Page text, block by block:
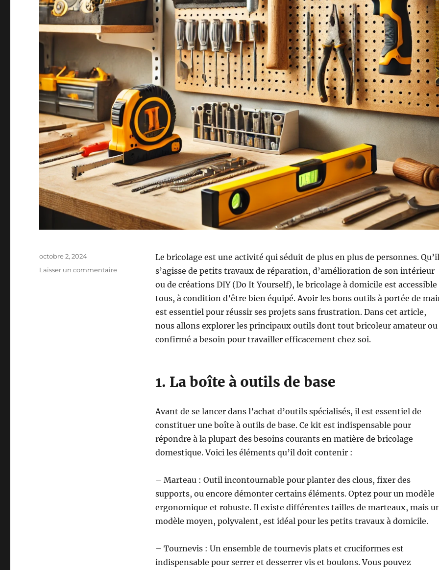
Le bricolage est une activité qui séduit de plus en plus de personnes. Qu’il
s’agisse de petits travaux de réparation, d’amélioration de son intérieur
ou de créations DIY (Do It Yourself), le bricolage à domicile est accessible
tous, à condition d’être bien équipé. Avoir les bons outils à portée de
est essentiel pour réussir ses projets sans frustration. Dans cet article,
nous allons explorer les principaux outils dont tout bricoleur amateur ou
confirmé a besoin pour travailler efficacement chez soi.
1. La boîte à outils de base
Avant de se lancer dans l’achat d’outils spécialisés, il est essentiel de
constituer une boîte à outils de base. Ce kit est indispensable pour
répondre à la plupart des besoins courants en matière de bricolage
domestique. Voici les éléments qu’il doit contenir :
– Marteau : Outil incontournable pour planter des clous, fixer des
supports, ou encore démonter certains éléments. Optez pour un modèle
ergonomique et robuste. Il existe différentes tailles de marteaux, mais
modèle moyen, polyvalent, est idéal pour les petits travaux à domicile.
– Tournevis : Un ensemble de tournevis plats et cruciformes est
indispensable pour serrer et desserrer vis et boulons. Vous pouvez
Publié
octobre 2, 2024
Laisser un commentairesur